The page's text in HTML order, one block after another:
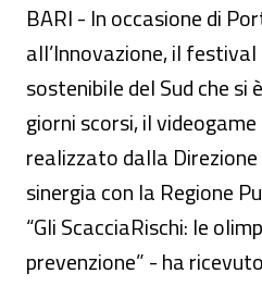
BARI - In occasione di
all’Innovazione, il
sostenibile del Sud che
giorni scorsi, il videogame
realizzato dalla
sinergia con la Regione
“Gli ScacciaRischi: le
prevenzione” - ha